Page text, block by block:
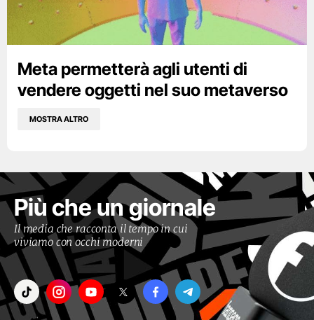
Meta permetterà agli utenti di
vendere oggetti nel suo metaverso
MOSTRA ALTRO
Più che un giornale
Il media che racconta il tempo in cui
viviamo con occhi moderni